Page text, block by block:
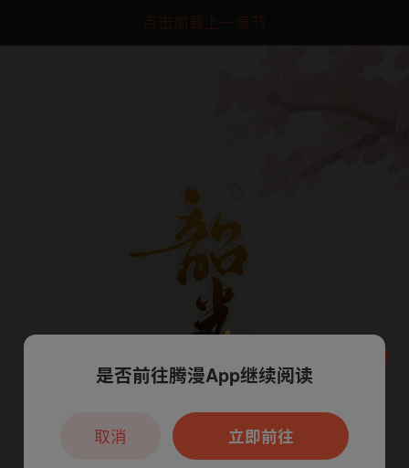
点击加载上一章节
本章节仅支持App阅读，可打开App新用
户7天免费看
是否前往腾漫App继续阅读
立即前往
取消